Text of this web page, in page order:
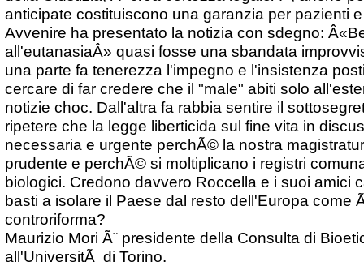
anticipate costituiscono una garanzia per pazienti
Avvenire ha presentato la notizia con sdegno:
all'eutanasiaÂ» quasi fosse una sbandata
una parte fa tenerezza l'impegno e l'insistenza
cercare di far credere che il "male" abiti solo
notizie choc. Dall'altra fa rabbia sentire il
ripetere che la legge liberticida sul fine vita in
necessaria e urgente perchÃ© la nostra
prudente e perchÃ© si moltiplicano i registri
biologici. Credono davvero Roccella e i suoi amici
basti a isolare il Paese dal resto dell'Europa come
controriforma?
Maurizio Mori Ã¨ presidente della Consulta di
all'UniversitÃ di Torino.